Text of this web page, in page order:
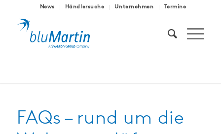
News Händlersuche Unternehmen Termine
FAQs – rund um die